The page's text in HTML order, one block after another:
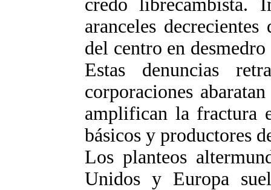
credo librecambista.
aranceles
del centro en
Estas denuncias
corporaciones
amplifican la fractura
básicos y productores
Los planteos
Unidos y Europa